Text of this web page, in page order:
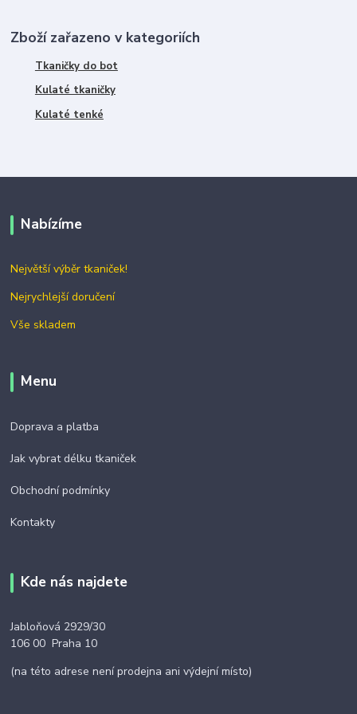
Zboží zařazeno v kategoriích
Tkaničky do bot
Kulaté tkaničky
Kulaté tenké
Nabízíme
Největší výběr tkaniček!
Nejrychlejší doručení
Vše skladem
Menu
Doprava a platba
Jak vybrat délku tkaniček
Obchodní podmínky
Kontakty
Kde nás najdete
Jabloňová 2929/30
106 00 Praha 10
(na této adrese není prodejna ani výdejní místo)